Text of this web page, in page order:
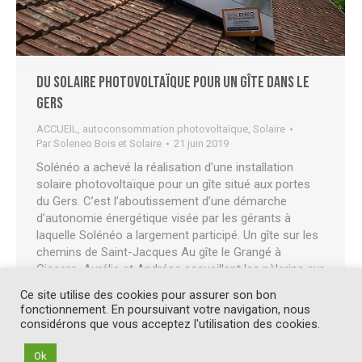
Du solaire photovoltaïque pour un gîte dans le
gers
ACCUEIL, autoconsommation photovoltaïque, Solaire
Par Soleneo Bois et Solaire 21 juin 2019
Solénéo a achevé la réalisation d’une installation
solaire photovoltaïque pour un gîte situé aux portes
du Gers. C’est l’aboutissement d’une démarche
d’autonomie énergétique visée par les gérants à
laquelle Solénéo a largement participé. Un gîte sur les
chemins de Saint-Jacques Au gîte le Grangé à
Giscaro, Aurélie et Andréas accueillent les pèlerins sur
Ce site utilise des cookies pour assurer son bon
fonctionnement. En poursuivant votre navigation, nous
considérons que vous acceptez l'utilisation des cookies.
Ok